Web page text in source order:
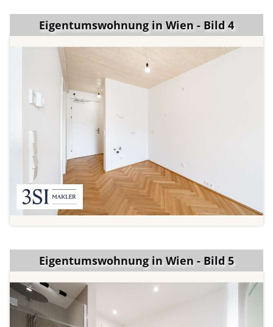
Eigentumswohnung in Wien - Bild 4
Eigentumswohnung in Wien - Bild 5